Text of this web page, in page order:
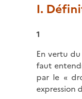
I.
1
En vertu
faut
par le «
expression